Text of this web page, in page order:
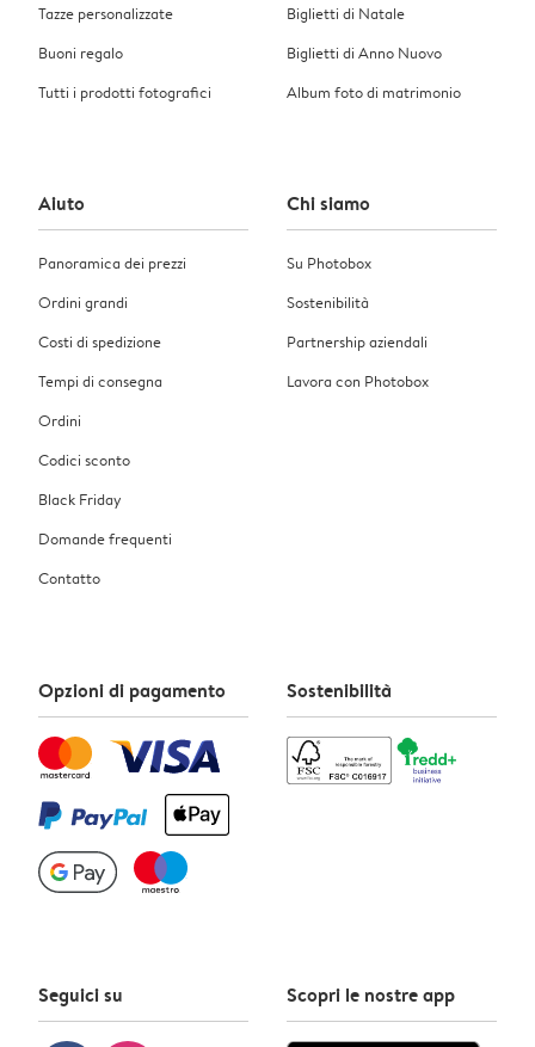
Tazze personalizzate
Buoni regalo
Tutti i prodotti fotografici
Biglietti di Natale
Biglietti di Anno Nuovo
Album foto di matrimonio
Aiuto
Panoramica dei prezzi
Ordini grandi
Costi di spedizione
Tempi di consegna
Ordini
Codici sconto
Black Friday
Domande frequenti
Contatto
Chi siamo
Su Photobox
Sostenibilità
Partnership aziendali
Lavora con Photobox
Opzioni di pagamento Sostenibilità
Seguici su Scopri le nostre app